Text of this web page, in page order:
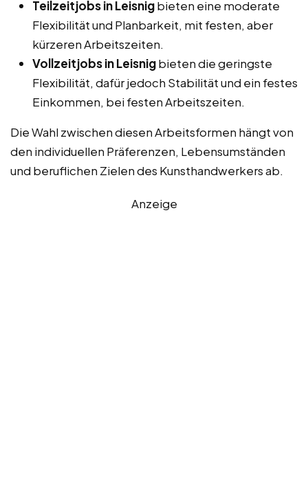
Teilzeitjobs in Leisnigbieten eine moderate
Flexibilität und Planbarkeit, mit festen, aber
kürzeren Arbeitszeiten.
Vollzeitjobs in Leisnigbieten die geringste
Flexibilität, dafür jedoch Stabilität und ein festes
Einkommen, bei festen Arbeitszeiten.
Die Wahl zwischen diesen Arbeitsformen hängt von
den individuellen Präferenzen, Lebensumständen
und beruflichen Zielen des Kunsthandwerkers ab.
Anzeige